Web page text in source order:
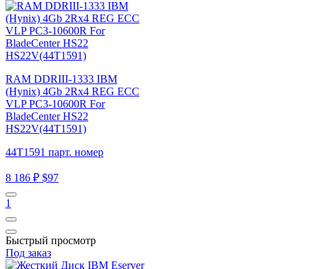
RAM DDRIII-1333 IBM
(Hynix) 4Gb 2Rx4 REG ECC
VLP PC3-10600R For
BladeCenter HS22
HS22V(44T1591)
44T1591 парт. номер
8 186 ₽ $97
1
Быстрый просмотр
Под заказ